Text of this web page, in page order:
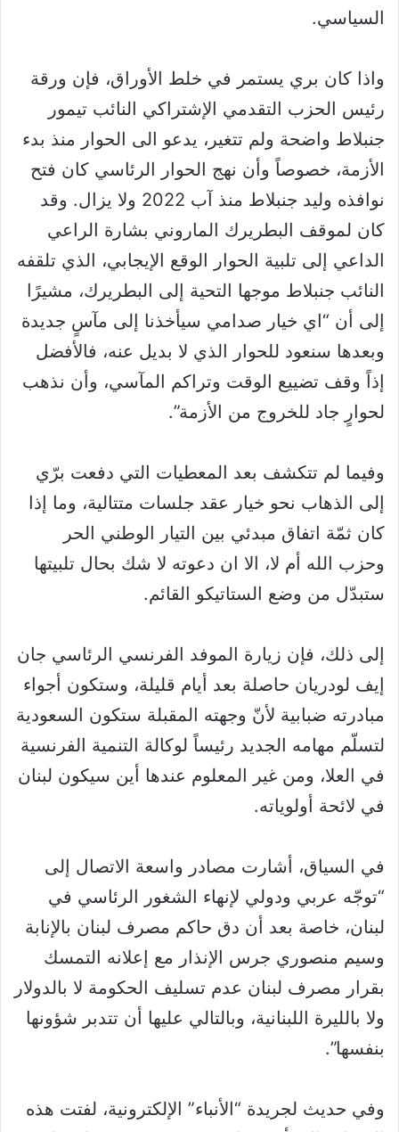
السياسي.
واذا كان بري يستمر في خلط الأوراق، فإن ورقة
رئيس الحزب التقدمي الإشتراكي النائب تيمور
جنبلاط واضحة ولم تتغير، يدعو الى الحوار منذ بدء
الأزمة، خصوصاً وأن نهج الحوار الرئاسي كان فتح
نوافذه وليد جنبلاط منذ آب 2022 ولا يزال. وقد
كان لموقف البطريرك الماروني بشارة الراعي
الداعي إلى تلبية الحوار الوقع الإيجابي، الذي تلقفه
النائب جنبلاط موجها التحية إلى البطريرك، مشيرًا
إلى أن “اي خيار صدامي سيأخذنا إلى مآسٍ جديدة
وبعدها سنعود للحوار الذي لا بديل عنه، فالأفضل
إذاً وقف تضييع الوقت وتراكم المآسي، وأن نذهب
لحوارٍ جاد للخروج من الأزمة”.
وفيما لم تتكشف بعد المعطيات التي دفعت برّي
إلى الذهاب نحو خيار عقد جلسات متتالية، وما إذا
كان ثمّة اتفاق مبدئي بين التيار الوطني الحر
وحزب الله أم لا، الا ان دعوته لا شك بحال تلبيتها
ستبدّل من وضع الستاتيكو القائم.
إلى ذلك، فإن زيارة الموفد الفرنسي الرئاسي جان
إيف لودريان حاصلة بعد أيام قليلة، وستكون أجواء
مبادرته ضبابية لأنّ وجهته المقبلة ستكون السعودية
لتسلّم مهامه الجديد رئيساً لوكالة التنمية الفرنسية
في العلا، ومن غير المعلوم عندها أين سيكون لبنان
في لائحة أولوياته.
في السياق، أشارت مصادر واسعة الاتصال إلى
“توجّه عربي ودولي لإنهاء الشغور الرئاسي في
لبنان، خاصة بعد أن دق حاكم مصرف لبنان بالإنابة
وسيم منصوري جرس الإنذار مع إعلانه التمسك
بقرار مصرف لبنان عدم تسليف الحكومة لا بالدولار
ولا بالليرة اللبنانية، وبالتالي عليها أن تتدبر شؤونها
بنفسها”.
وفي حديث لجريدة “الأنباء” الإلكترونية، لفتت هذه